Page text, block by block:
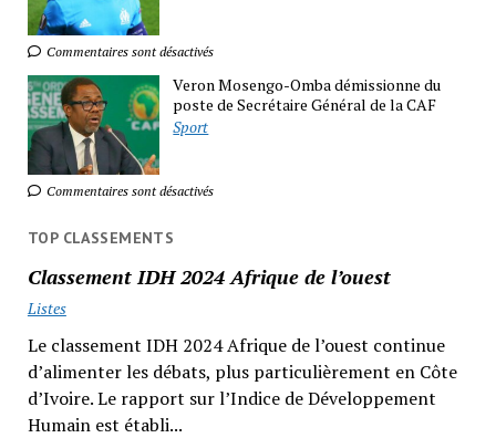
Commentaires sont désactivés
Veron Mosengo-Omba démissionne du
poste de Secrétaire Général de la CAF
Sport
Commentaires sont désactivés
TOP CLASSEMENTS
Classement IDH 2024 Afrique de l’ouest
Listes
Le classement IDH 2024 Afrique de l’ouest continue
d’alimenter les débats, plus particulièrement en Côte
d’Ivoire. Le rapport sur l’Indice de Développement
Humain est établi...